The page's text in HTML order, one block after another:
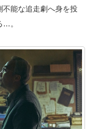
能な追走劇へ身を投
…。